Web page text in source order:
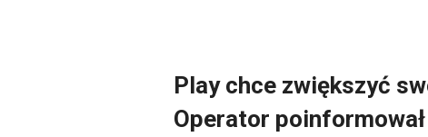
Play chce zwiększyć
Operator